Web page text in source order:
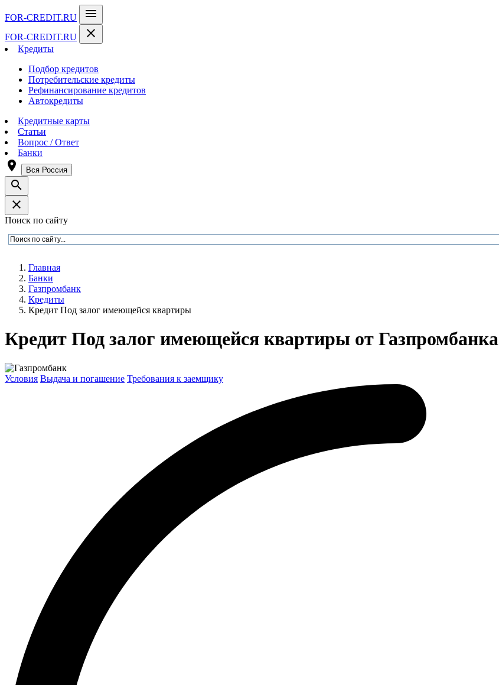
FOR-CREDIT.RU menu
FOR-CREDIT.RU close
Кредиты
Подбор кредитов
Потребительские кредиты
Рефинансирование кредитов
Автокредиты
Кредитные карты
Статьи
Вопрос / Ответ
Банки
room Вся Россия
search
close
Поиск по сайту
Главная
Банки
Газпромбанк
Кредиты
Кредит Под залог имеющейся квартиры
Кредит Под залог имеющейся квартиры от Газпромбанка
Условия Выдача и погашение Требования к заемщику